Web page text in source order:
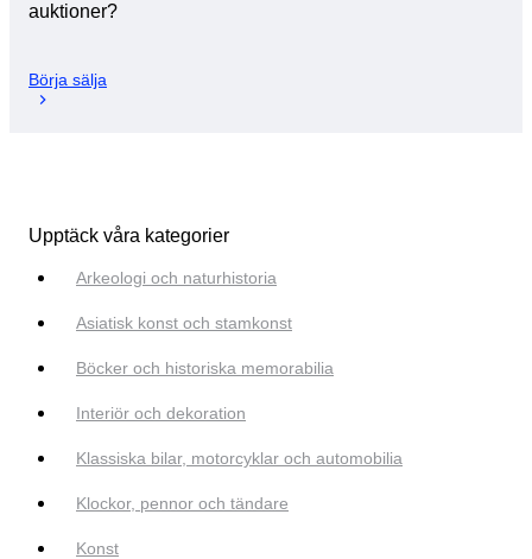
auktioner?
Börja sälja
Upptäck våra kategorier
Arkeologi och naturhistoria
Asiatisk konst och stamkonst
Böcker och historiska memorabilia
Interiör och dekoration
Klassiska bilar, motorcyklar och automobilia
Klockor, pennor och tändare
Konst